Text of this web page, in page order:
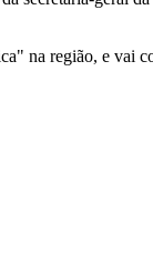
na região, e vai